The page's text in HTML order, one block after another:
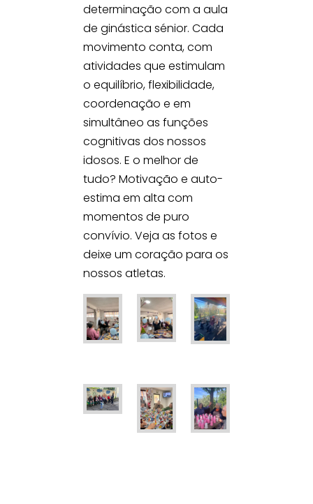
determinação com a aula
de ginástica sénior. Cada
movimento conta, com
atividades que estimulam
o equilíbrio, flexibilidade,
coordenação e em
simultâneo as funções
cognitivas dos nossos
idosos. E o melhor de
tudo? Motivação e auto-
estima em alta com
momentos de puro
convívio. Veja as fotos e
deixe um coração para os
nossos atletas.